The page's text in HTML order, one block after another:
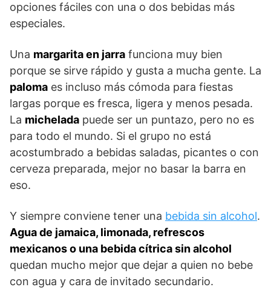
opciones fáciles con una o dos bebidas más
especiales.
Una margarita en jarra funciona muy bien
porque se sirve rápido y gusta a mucha gente. La
paloma es incluso más cómoda para fiestas
largas porque es fresca, ligera y menos pesada.
La michelada puede ser un puntazo, pero no es
para todo el mundo. Si el grupo no está
acostumbrado a bebidas saladas, picantes o con
cerveza preparada, mejor no basar la barra en
eso.
Y siempre conviene tener una bebida sin alcohol.
Agua de jamaica, limonada, refrescos
mexicanos o una bebida cítrica sin alcohol
quedan mucho mejor que dejar a quien no bebe
con agua y cara de invitado secundario.